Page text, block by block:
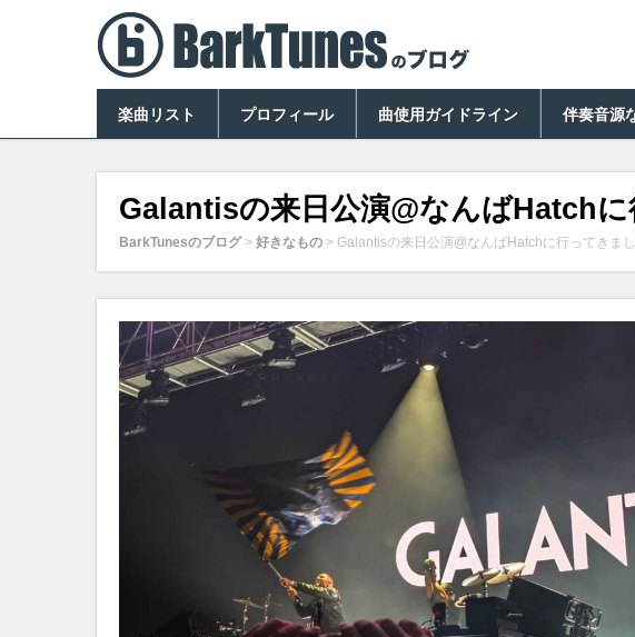
楽曲リスト プロフィール 曲使用ガイドライン 伴奏音源
Galantisの来日公演@なんばHatch
BarkTunesのブログ> 好きなもの > Galantisの来日公演@なんばHatchに行ってきま